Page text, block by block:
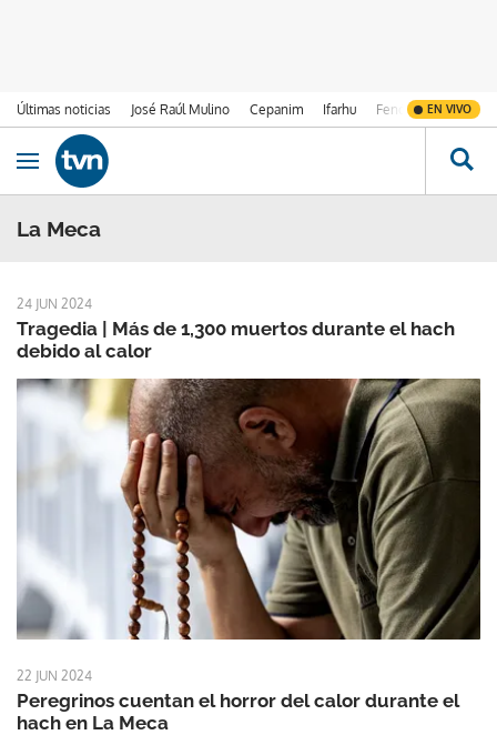
Últimas noticias José Raúl Mulino Cepanim Ifarhu Fenómeno de El
EN VIVO
Ir al contenido
Obrir navegació
La Meca
24 JUN 2024
Tragedia | Más de 1,300 muertos durante el hach
debido al calor
22 JUN 2024
Peregrinos cuentan el horror del calor durante el
hach en La Meca